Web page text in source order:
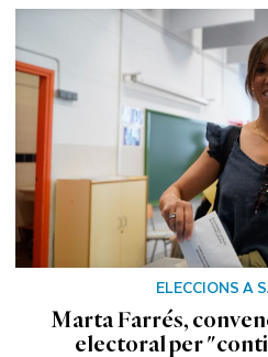
ELECCIONS A
Marta Farrés,
electoral per